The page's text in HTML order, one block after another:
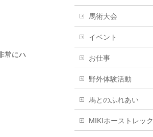
常にハ
馬術大会
イベント
お仕事
野外体験活動
馬とのふれあい
MIKIホーストレック